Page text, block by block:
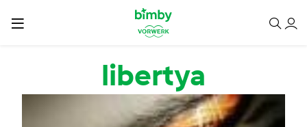
Passar para o conteúdo principal
libertya